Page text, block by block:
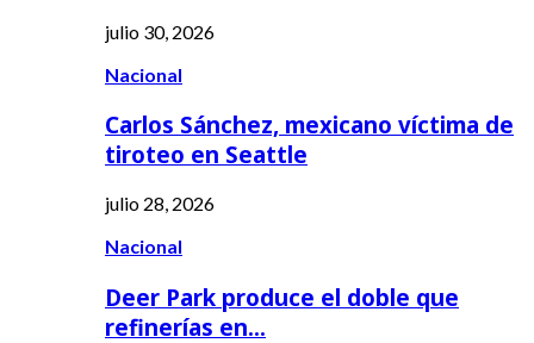
julio 30, 2026
Nacional
Carlos Sánchez, mexicano víctima de
tiroteo en Seattle
julio 28, 2026
Nacional
Deer Park produce el doble que
refinerías en…